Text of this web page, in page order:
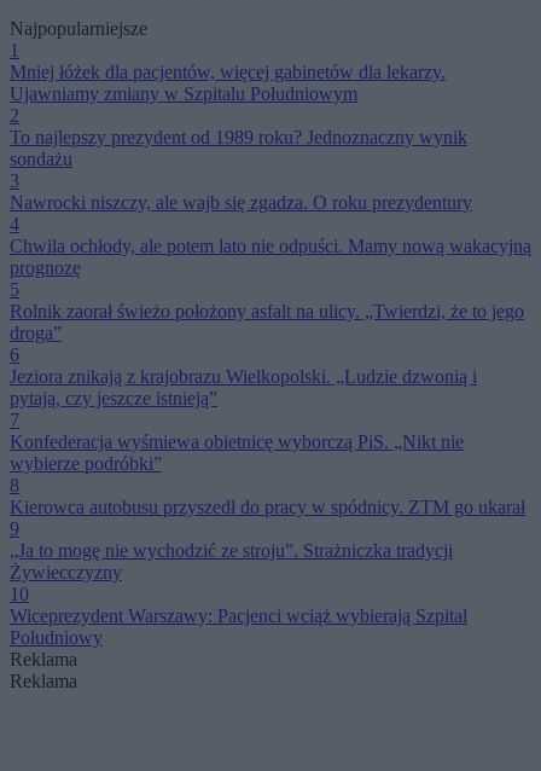
Najpopularniejsze
1
Mniej łóżek dla pacjentów, więcej gabinetów dla lekarzy.
Ujawniamy zmiany w Szpitalu Południowym
2
To najlepszy prezydent od 1989 roku? Jednoznaczny wynik
sondażu
3
Nawrocki niszczy, ale wajb się zgadza. O roku prezydentury
4
Chwila ochłody, ale potem lato nie odpuści. Mamy nową wakacyjną
prognozę
5
Rolnik zaorał świeżo położony asfalt na ulicy. „Twierdzi, że to jego
droga”
6
Jeziora znikają z krajobrazu Wielkopolski. „Ludzie dzwonią i
pytają, czy jeszcze istnieją”
7
Konfederacja wyśmiewa obietnicę wyborczą PiS. „Nikt nie
wybierze podróbki”
8
Kierowca autobusu przyszedł do pracy w spódnicy. ZTM go ukarał
9
„Ja to mogę nie wychodzić ze stroju”. Strażniczka tradycji
Żywiecczyzny
10
Wiceprezydent Warszawy: Pacjenci wciąż wybierają Szpital
Południowy
Reklama
Reklama